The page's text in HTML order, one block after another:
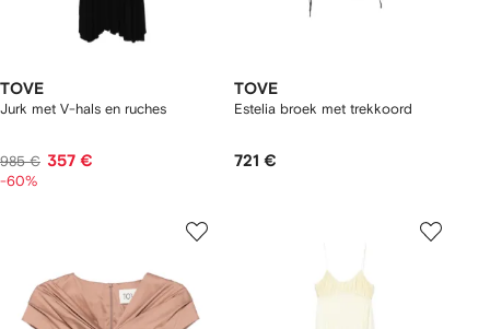
TOVE
Jurk met V-hals en ruches
985 € 357 €
-60%
TOVE
Estelia broek met trekkoord
721 €